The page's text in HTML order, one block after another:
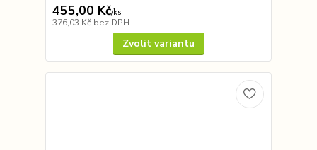
455,00 Kč/ks
376,03 Kč bez DPH
Zvolit variantu